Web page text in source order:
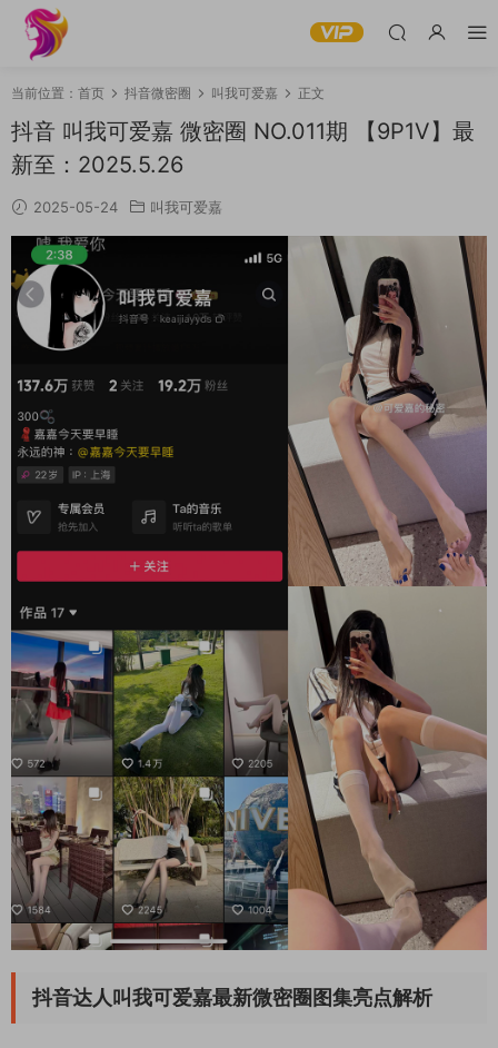
当前位置： 首页 抖音微密圈 叫我可爱嘉 正文
抖音 叫我可爱嘉 微密圈 NO.011期 【9P1V】最
新至：2025.5.26
2025-05-24 叫我可爱嘉
抖音达人叫我可爱嘉最新微密圈图集亮点解析